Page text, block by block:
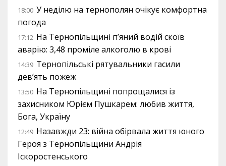
18:00 У неділю на тернополян очікує комфортна
погода
17:12 На Тернопільщині п’яний водій скоїв
аварію: 3,48 проміле алкоголю в крові
14:39 Тернопільські рятувальники гасили
дев’ять пожеж
13:50 На Тернопільщині попрощалися із
захисником Юрієм Пушкарем: любив життя,
Бога, Україну
12:49 Назавжди 23: війна обірвала життя юного
Героя з Тернопільщини Андрія
Іскоростенського